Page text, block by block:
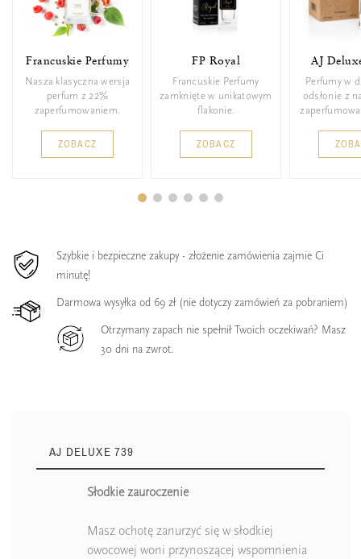
Francuskie Perfumy
Nasza klasyczna wersja
perfum z 22%
zaperfumowaniem.
ZOBACZ
FP Royal
Francuskie Perfumy
zamknięte w unikatowym
flakonie.
ZOBACZ
AJ
Perfumy w
odsłonie z
Szybkie i bezpieczne zakupy - złożenie zamówienia zajmie Ci
minutę!
Darmowa wysyłka od 69 zł (nie dotyczy zamówień za pobraniem)
Otrzymany zapach nie spełnił Twoich oczekiwań? Masz
30 dni na zwrot.
AJ DELUXE 739
Słodkie zauroczenie
Masz ochotę zanurzyć się w słodkiej
owocowej woni przynoszącej wspomnienia